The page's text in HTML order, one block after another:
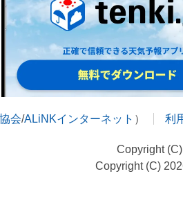
会/ALiNKインターネット ） 利
Copyright
Copyright (C)